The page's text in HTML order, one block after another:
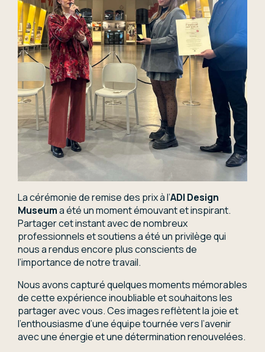
La cérémonie de remise des prix à l’ADI Design
Museuma été un moment émouvant et inspirant.
Partager cet instant avec de nombreux
professionnels et soutiens a été un privilège qui
nous a rendus encore plus conscients de
l’importance de notre travail.
Nous avons capturé quelques moments mémorables
de cette expérience inoubliable et souhaitons les
partager avec vous. Ces images reflètent la joie et
l’enthousiasme d’une équipe tournée vers l’avenir
avec une énergie et une détermination renouvelées.